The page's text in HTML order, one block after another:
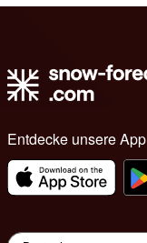
Entdecke unsere App